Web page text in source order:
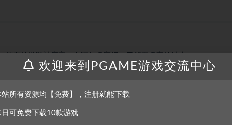
有的道路被废弃。在阿尔多穿行，了解更多它的过去。
宝藏、进行各种商品贸易以及在国土上四处旅行赚钱。
欢迎来到PGAME游戏交流中心
站所有资源均【免费】，注册就能下载
日可免费下载10款游戏